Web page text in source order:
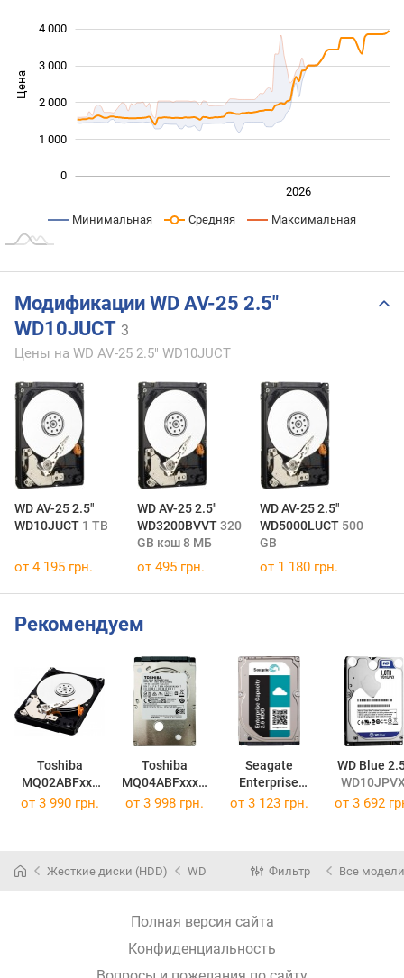
Цена
0
1 000
2 000
3 000
4 000
2026
Минимальная Средняя Максимальная
Модификации WD AV-25 2.5"
WD10JUCT 3
Цены на WD AV-25 2.5" WD10JUCT
WD AV-25 2.5"
WD10JUCT 1 TB
WD AV-25 2.5"
WD3200BVVT320
GB кэш 8 МБ
WD AV-25 2.5"
WD5000LUCT 500
GB
от 4 195 грн. от 495 грн. от 1 180 грн.
Рекомендуем
Toshiba
MQ02ABFxxx
2.5"
Toshiba
MQ04ABFxxxV
2.5"
Seagate
Enterprise
Capacity HDD
WD Blue
от 3 990 грн. от 3 998 грн. от 3 123 грн. от 3 692
Жесткие диски (HDD) WD Фильтр Все модели
Полная версия сайта
Конфиденциальность